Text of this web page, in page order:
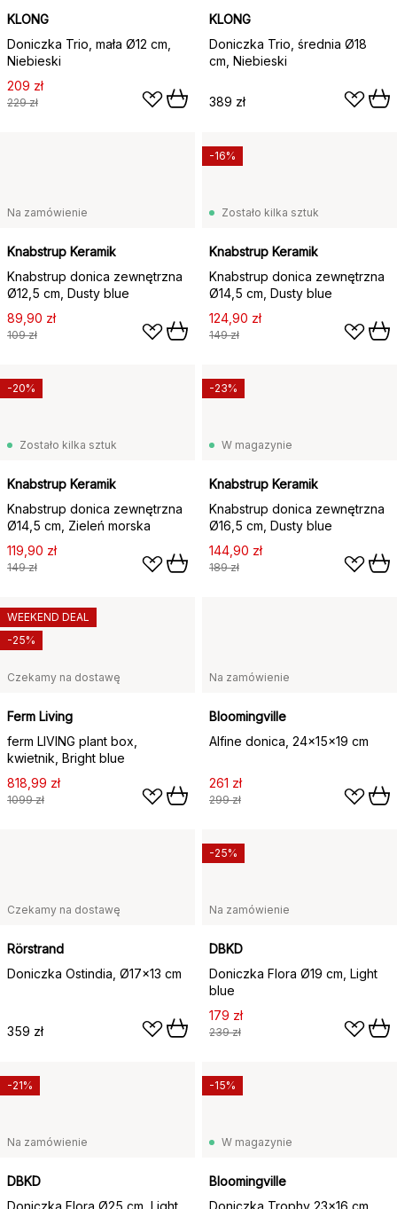
KLONG
Doniczka Trio, mała Ø12 cm,
Niebieski
209 zł
229 zł
KLONG
Doniczka Trio, średnia Ø18
cm, Niebieski
389 zł
Na zamówienie
Knabstrup Keramik
Knabstrup donica zewnętrzna
Ø12,5 cm, Dusty blue
89,90 zł
109 zł
Zostało kilka sztuk
Knabstrup Keramik
Knabstrup donica zewnętrzna
Ø14,5 cm, Dusty blue
124,90 zł
149 zł
-16%
Zostało kilka sztuk
Knabstrup Keramik
Knabstrup donica zewnętrzna
Ø14,5 cm, Zieleń morska
119,90 zł
149 zł
-20%
W magazynie
Knabstrup Keramik
Knabstrup donica zewnętrzna
Ø16,5 cm, Dusty blue
144,90 zł
189 zł
-23%
Czekamy na dostawę
Ferm Living
ferm LIVING plant box,
kwietnik, Bright blue
818,99 zł
1099 zł
WEEKEND DEAL
-25%
Na zamówienie
Bloomingville
Alfine donica, 24x15x19 cm
261 zł
299 zł
Czekamy na dostawę
Rörstrand
Doniczka Ostindia, Ø17x13 cm
359 zł
Na zamówienie
DBKD
Doniczka Flora Ø19 cm, Light
blue
179 zł
239 zł
-25%
Na zamówienie
DBKD
Doniczka Flora Ø25 cm, Light
-21%
W magazynie
Bloomingville
Doniczka Trophy 23x16 cm,
-15%